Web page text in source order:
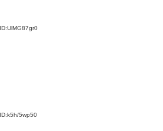
ID:UlMG87gr0
ID:k5h/5wp50